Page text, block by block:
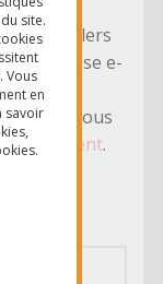
conseillers
à l'adresse e-
de vous
recrutement.
site.
Vous
en
savoir